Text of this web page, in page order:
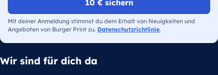
10 € sichern
Mit deiner Anmeldung stimmst du dem Erhalt von Neuigkeiten und
Angeboten von Burger Print zu. Datenschutzrichtlinie.
Wir sind für dich da